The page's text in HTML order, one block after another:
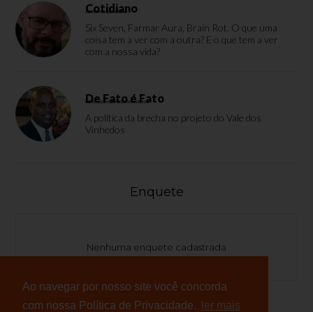
Ao navegar por nosso site você concorda
com nossa Política de Privacidade.
ler mais
Cotidiano
Six Seven, Farmar Aura, Brain Rot. O que uma
coisa tem a ver com a outra? E o que tem a ver
com a nossa vida?
De Fato é Fato
A política da brecha no projeto do Vale dos
Vinhedos
Enquete
Nenhuma enquete cadastrada